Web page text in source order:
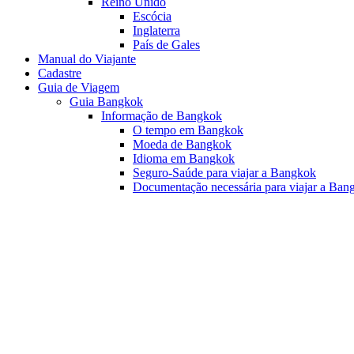
Escócia
Inglaterra
País de Gales
Manual do Viajante
Cadastre
Guia de Viagem
Guia Bangkok
Informação de Bangkok
O tempo em Bangkok
Moeda de Bangkok
Idioma em Bangkok
Seguro-Saúde para viajar a Bangkok
Documentação necessária para viajar a